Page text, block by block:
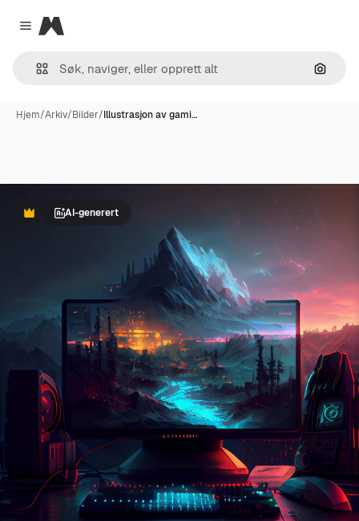
Close menu
Magnific
Søk
Hjem/Arkiv/Bilder/Illustrasjon av gami…
PremiumAI-generert